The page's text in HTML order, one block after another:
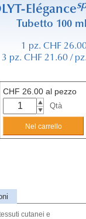
Elégance
Tubetto 100
1 pz. CHF
3 pz. CHF 21.60 /
CHF 26.00 al pezzo
Qtà
cutanei e